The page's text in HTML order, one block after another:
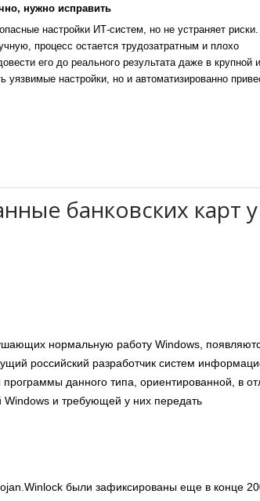
нужно исправить
настройки ИТ-систем, но не устраняет
процесс остается трудозатратным и плохо
его до реального результата даже в крупной и
настройки, но и автоматизированно
банковских карт у
нормальную работу Windows,
российский разработчик систем
данного типа, ориентированной, в
Windows и требующей у них передать
были зафиксированы еще в конце